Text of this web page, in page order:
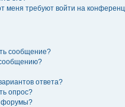
меня требуют войти на
сообщение?
сообщению?
ответа?
опрос?
форумы?